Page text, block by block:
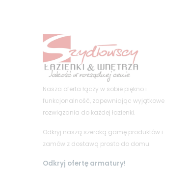
Nasza oferta łączy w sobie piękno i
funkcjonalność, zapewniając wyjątkowe
rozwiązania do każdej łazienki.
Odkryj naszą szeroką gamę produktów i
zamów z dostawą prosto do domu.
Odkryj ofertę armatury!